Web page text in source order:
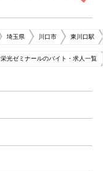
埼玉県 川口市 東川口駅
栄光ゼミナールのバイト・求人一覧